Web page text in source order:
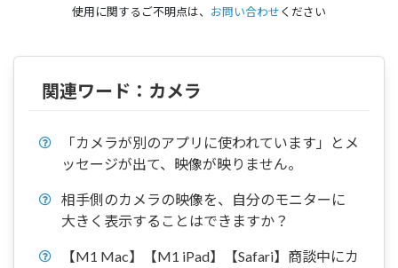
使用に関するご不明点は、 お問い合わせください
関連ワード： カメラ
「カメラが別のアプリに使われています」とメ
ッセージが出て、映像が映りません。
相手側のカメラの映像を、自分のモニターに
大きく表示することはできますか？
【M1 Mac】【M1 iPad】【Safari】商談中にカ